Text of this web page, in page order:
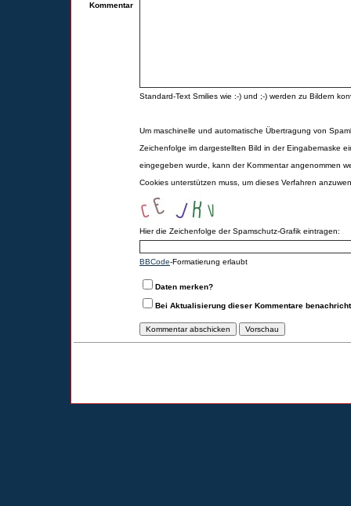
Kommentar
Standard-Text Smilies wie :-) und ;-) werden zu Bildern
Um maschinelle und automatische Übertragung von
Zeichenfolge im dargestellten Bild in der Eingabemaske
eingegeben wurde, kann der Kommentar angenommen
Cookies unterstützen muss, um dieses Verfahren
Hier die Zeichenfolge der Spamschutz-Grafik eintragen:
BBCode-Formatierung erlaubt
Daten merken?
Bei Aktualisierung dieser Kommentare